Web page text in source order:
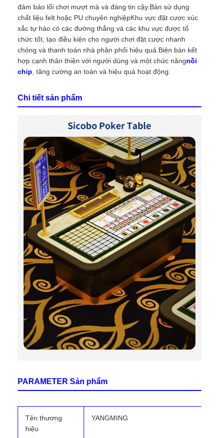
đảm bảo lối chơi mượt mà và đáng tin cậy.Bàn sử dụng
chất liệu felt hoặc PU chuyên nghiệpKhu vực đặt cược xúc
xắc tự hào có các đường thẳng và các khu vực được tổ
chức tốt, tạo điều kiện cho người chơi đặt cược nhanh
chóng và thanh toán nhà phân phối hiệu quả.Biên bàn kết
hợp cạnh thân thiện với người dùng và một chức năngnồi
chip , tăng cường an toàn và hiệu quả hoạt động.
Chi tiết sản phẩm
PARAMETER Sản phẩm
Tên thương
hiệu
YANGMING